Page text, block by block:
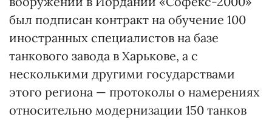
был подписан контракт на обучение 100
иностранных специалистов на базе
танкового завода в Харькове, а с
несколькими другими государствами
этого региона — протоколы о намерениях
относительно модернизации 150 танков